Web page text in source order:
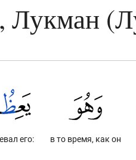
Лукман
в то время, как он
его: